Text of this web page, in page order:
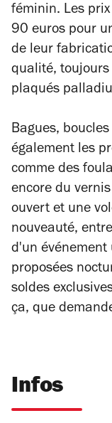
féminin. Les
90 euros pour
de leur
qualité,
plaqués
Bagues,
également les
comme des
encore du
ouvert et une
nouveauté,
d'un événement
proposées
soldes
ça, que
Infos